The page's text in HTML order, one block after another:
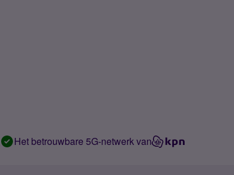
Het betrouwbare 5G-netwerk van